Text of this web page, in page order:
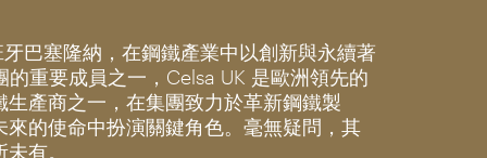
巴塞隆納，在鋼鐵產業中以創新與永續著
的重要成員之一，Celsa UK 是歐洲領先的
生產商之一，在集團致力於革新鋼鐵製
來的使命中扮演關鍵角色。毫無疑問，其
有。